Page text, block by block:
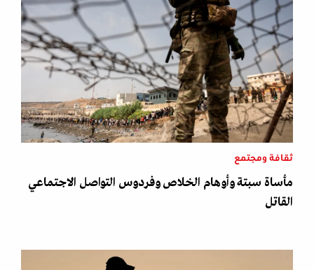
ثقافة ومجتمع
مأساة سبتة وأوهام الخلاص وفردوس التواصل الاجتماعي
القاتل